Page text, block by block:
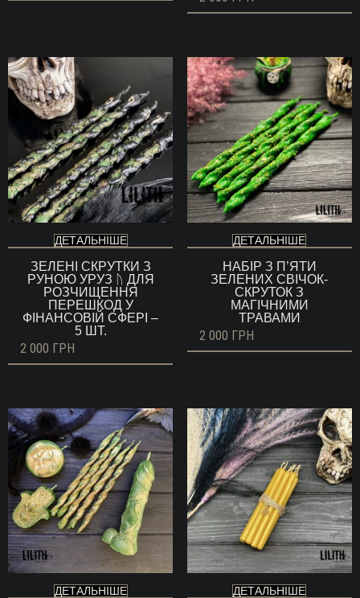
ДЕТАЛЬНІШЕ
ЗЕЛЕНІ СКРУТКИ З
РУНОЮ УРУЗ ᚢ ДЛЯ
РОЗЧИЩЕННЯ
ПЕРЕШКОД У
ФІНАНСОВІЙ СФЕРІ –
5 ШТ.
2 000 ГРН
ДЕТАЛЬНІШЕ
НАБІР З П’ЯТИ
ЗЕЛЕНИХ СВІЧОК-
СКРУТОК З
МАГІЧНИМИ
ТРАВАМИ
2 000 ГРН
ДЕТАЛЬНІШЕ ДЕТАЛЬНІШЕ